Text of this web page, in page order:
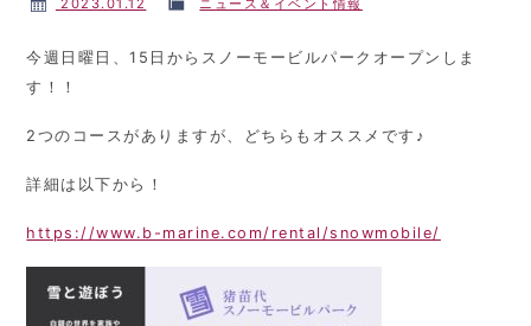
今週日曜日、15日からスノーモービルパークオープンしま
す！！
2つのコースがありますが、どちらもオススメです♪
詳細は以下から！
https://www.b-marine.com/rental/snowmobile/